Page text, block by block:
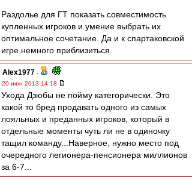
Раздолье для ГТ показать совместимость
купленных игроков и умение выбрать их
оптимальное сочетание. Да и к спартаковской
игре немного приблизиться.
Alex1977 -
20 июн 2013 14:18
Ухода Дзюбы не пойму категорически. Это
какой то бред продавать одного из самых
лояльных и преданных игроков, который в
отдельные моменты чуть ли не в одиночку
тащил команду...Наверное, нужно место под
очередного легионера-пенсионера миллионов
за 6-7...